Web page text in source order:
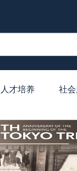
人才培养
导师简介
硕士培养
社
纪录
讲课